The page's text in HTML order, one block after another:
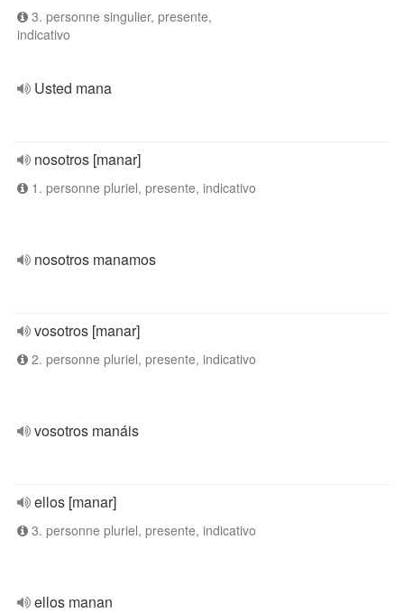
3. personne singulier, presente,
indicativo
Usted mana
nosotros [manar]
1. personne pluriel, presente, indicativo
nosotros manamos
vosotros [manar]
2. personne pluriel, presente, indicativo
vosotros manáis
ellos [manar]
3. personne pluriel, presente, indicativo
ellos manan